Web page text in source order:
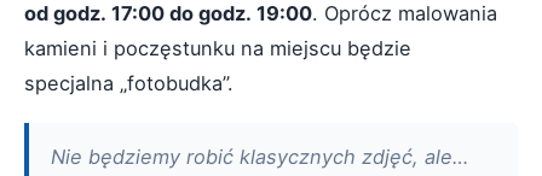
od godz. 17:00 do godz. 19:00. Oprócz malowania
kamieni i poczęstunku na miejscu będzie
specjalna „fotobudka”.
Nie będziemy robić klasycznych zdjęć, ale…